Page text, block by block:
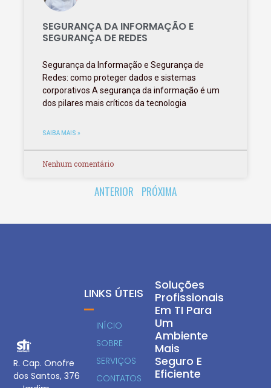
SEGURANÇA DA INFORMAÇÃO E
SEGURANÇA DE REDES
Segurança da Informação e Segurança de
Redes: como proteger dados e sistemas
corporativos A segurança da informação é um
dos pilares mais críticos da tecnologia
SAIBA MAIS »
Nenhum comentário
ANTERIOR PRÓXIMA
R. Cap. Onofre
dos Santos, 376
Soluções
Profissionais
Em TI Para
Um
Ambiente
Mais
Seguro E
Eficiente
LINKS ÚTEIS
INÍCIO
SOBRE
SERVIÇOS
CONTATOS